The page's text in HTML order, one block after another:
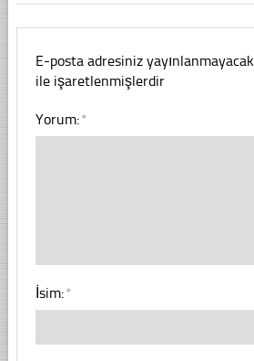
E-posta adresiniz yayınlanmayacak.
ile işaretlenmişlerdir
Yorum:*
İsim:*